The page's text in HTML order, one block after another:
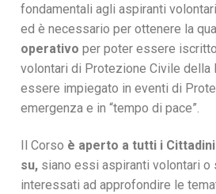
fondamentali agli aspiranti
ed è necessario per ottenere la
operativo per poter essere
volontari di Protezione Civile della
essere impiegato in eventi di
emergenza e in “tempo di pace”.
Il Corso è aperto a tutti i Cittadini
su, siano essi aspiranti volontari o
interessati ad approfondire le